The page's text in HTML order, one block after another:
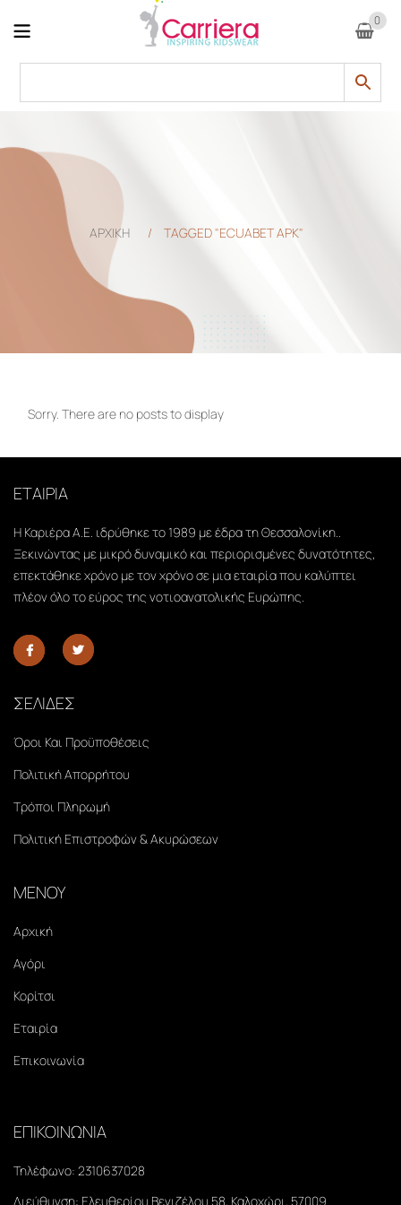
0
ΑΡΧΙΚΗ / TAGGED "ECUABET APK"
Sorry. There are no posts to display
ΕΤΑΙΡΙΑ
Η Καριέρα Α.Ε. ιδρύθηκε το 1989 με έδρα τη Θεσσαλονίκη..
Ξεκινώντας με μικρό δυναμικό και περιορισμένες δυνατότητες,
επεκτάθηκε χρόνο με τον χρόνο σε μια εταιρία που καλύπτει
πλέον όλο το εύρος της νοτιοανατολικής Ευρώπης.
ΣΕΛΙΔΕΣ
Όροι Και Προϋποθέσεις
Πολιτική Απορρήτου
Τρόποι Πληρωμή
Πολιτική Επιστροφών & Ακυρώσεων
ΜΕΝΟΥ
Αρχική
Αγόρι
Κορίτσι
Εταιρία
Επικοινωνία
ΕΠΙΚΟΙΝΩΝΙΑ
Τηλέφωνο: 2310637028
Διεύθυνση: Ελευθερίου Βενιζέλου 58, Καλοχώρι, 57009